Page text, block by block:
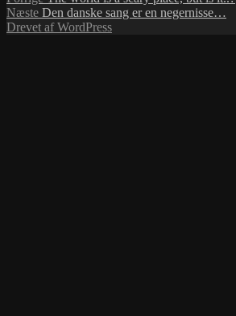
indlæg:
Næste Næste
indlæg:
Den danske sang er en negernisse…
Drevet af WordPress